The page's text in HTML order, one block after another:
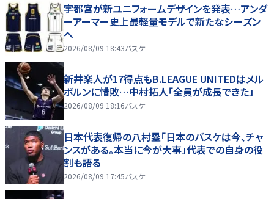
宇都宮が新ユニフォームデザインを発表…アンダ
ーアーマー史上最軽量モデルで新たなシーズン
へ
2026/08/09 18:43バスケ
新井楽人が17得点もB.LEAGUE UNITEDはメル
ボルンに惜敗…中村拓人「全員が成長できた」
2026/08/09 18:16バスケ
日本代表復帰の八村塁「日本のバスケは今、チャ
ンスがある。本当に今が大事」代表での自身の役
割も語る
2026/08/09 17:45バスケ